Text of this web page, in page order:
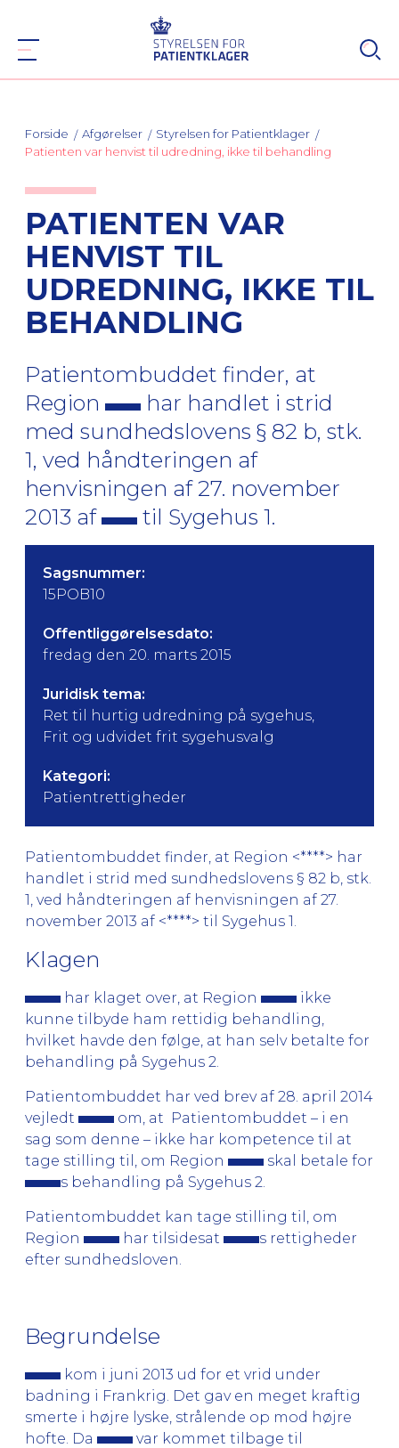
Forside Afgørelser
Styrelsen for Patientklager
Patienten var henvist til udredning, ikke til behandling
PATIENTEN VAR
HENVIST TIL
UDREDNING, IKKE TIL
BEHANDLING
Patientombuddet finder, at
Region
har handlet i strid
med sundhedslovens § 82 b, stk.
1, ved håndteringen af
henvisningen af 27. november
2013 af
til Sygehus 1.
Sagsnummer:
15POB10
Offentliggørelsesdato:
fredag den 20. marts 2015
Juridisk tema:
Ret til hurtig udredning på sygehus,
Frit og udvidet frit sygehusvalg
Kategori:
Patientrettigheder
Patientombuddet finder, at Region <****> har
handlet i strid med sundhedslovens § 82 b, stk.
1, ved håndteringen af henvisningen af 27.
november 2013 af <****> til Sygehus 1.
Klagen
har klaget over, at Region
ikke
kunne tilbyde ham rettidig behandling,
hvilket havde den følge, at han selv betalte for
behandling på Sygehus 2.
Patientombuddet har ved brev af 28. april 2014
vejledt
om, at Patientombuddet – i en
sag som denne – ikke har kompetence til at
tage stilling til, om Region
skal betale for
s behandling på Sygehus 2.
Patientombuddet kan tage stilling til, om
Region
har tilsidesat
s rettigheder
efter sundhedsloven.
Begrundelse
kom i juni 2013 ud for et vrid under
badning i Frankrig. Det gav en meget kraftig
smerte i højre lyske, strålende op mod højre
hofte. Da
var kommet tilbage til